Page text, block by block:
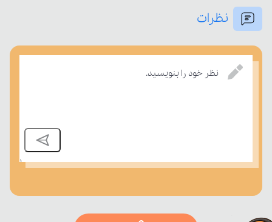
امتحان، میزان تسلط خود را بر مفاهیم درسی بسنجند.
نظرات
نظر خود را بنویسید.